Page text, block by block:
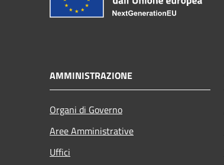
AMMINISTRAZIONE
Organi di Governo
Aree Amministrative
Uffici